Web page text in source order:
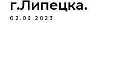
г.Липецка.
02.06.2023